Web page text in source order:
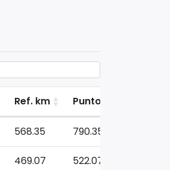
Ref. km Puntos de la
568.35 790.35
469.07 522.07